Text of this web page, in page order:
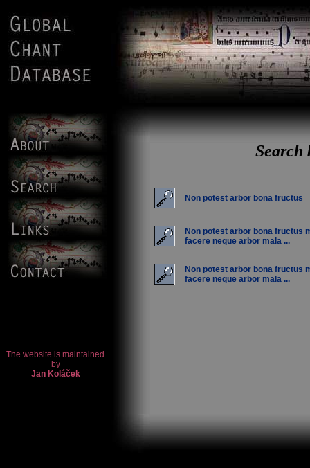
Search
Non potest arbor bona fructus
Non potest arbor bona fructus
facere neque arbor mala ...
Non potest arbor bona fructus
facere neque arbor mala ...